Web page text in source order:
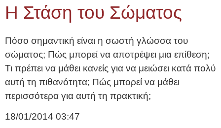
Η Στάση του Σώματος
Πόσο σημαντική είναι η σωστή γλώσσα του
σώματος; Πώς μπορεί να αποτρέψει μια επίθεση;
Τι πρέπει να μάθει κανείς για να μειώσει κατά πολύ
αυτή τη πιθανότητα; Πώς μπορεί να μάθει
περισσότερα για αυτή τη πρακτική;
18/01/2014 03:47